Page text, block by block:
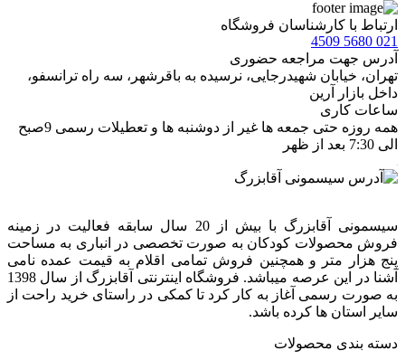
ارتباط با کارشناسان فروشگاه
021 5680 4509
آدرس جهت مراجعه حضوری
تهران، خيابان شهيدرجايى، نرسیده به باقرشهر، سه راه ترانسفو،
داخل بازار آرین
ساعات کاری
همه روزه حتی جمعه ها غیر از دوشنبه ها و تعطیلات رسمی 9صبح
الی 7:30 بعد از ظهر
سیسمونی آقابزرگ با بیش از 20 سال سابقه فعالیت در زمینه
فروش محصولات کودکان به صورت تخصصی در انباری به مساحت
پنج هزار متر و همچنین فروش تمامی اقلام به قیمت عمده نامی
آشنا در این عرصه میباشد. فروشگاه اینترنتی آقابزرگ از سال 1398
به صورت رسمی آغاز به کار کرد تا کمکی در راستای خرید راحت از
سایر استان ها کرده باشد.
دسته بندی محصولات